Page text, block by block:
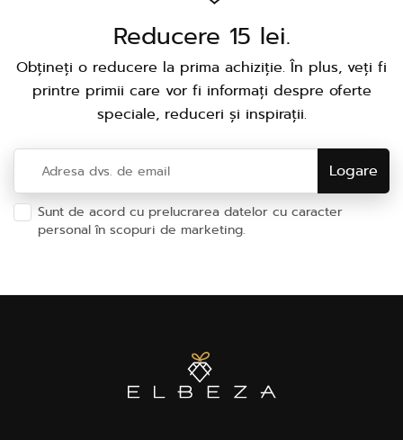
Reducere 15 lei.
Obțineți o reducere la prima achiziție. În plus, veți fi
printre primii care vor fi informați despre oferte
speciale, reduceri și inspirații.
Sunt de acord cu prelucrarea datelor cu caracter
personal în scopuri de marketing.